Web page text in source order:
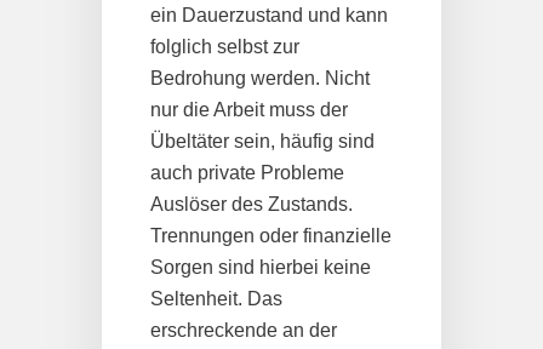
ein Dauerzustand und kann
folglich selbst zur
Bedrohung werden. Nicht
nur die Arbeit muss der
Übeltäter sein, häufig sind
auch private Probleme
Auslöser des Zustands.
Trennungen oder finanzielle
Sorgen sind hierbei keine
Seltenheit. Das
erschreckende an der